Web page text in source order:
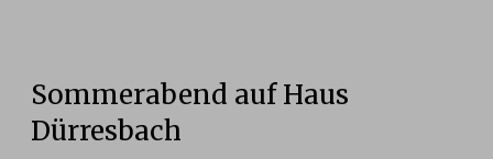
Sommerabend auf Haus
Dürresbach